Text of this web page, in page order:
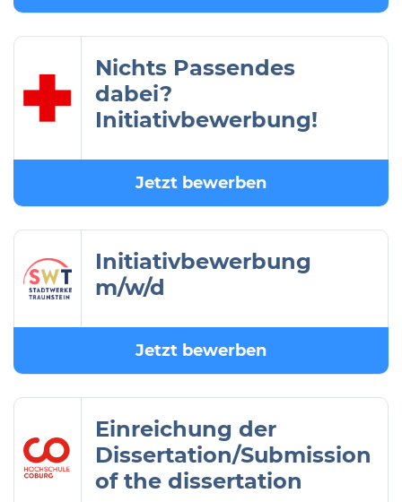
Nichts Passendes
dabei?
Initiativbewerbung!
Jetzt bewerben
Initiativbewerbung
m/w/d
Jetzt bewerben
Einreichung der
Dissertation/Submission
of the dissertation